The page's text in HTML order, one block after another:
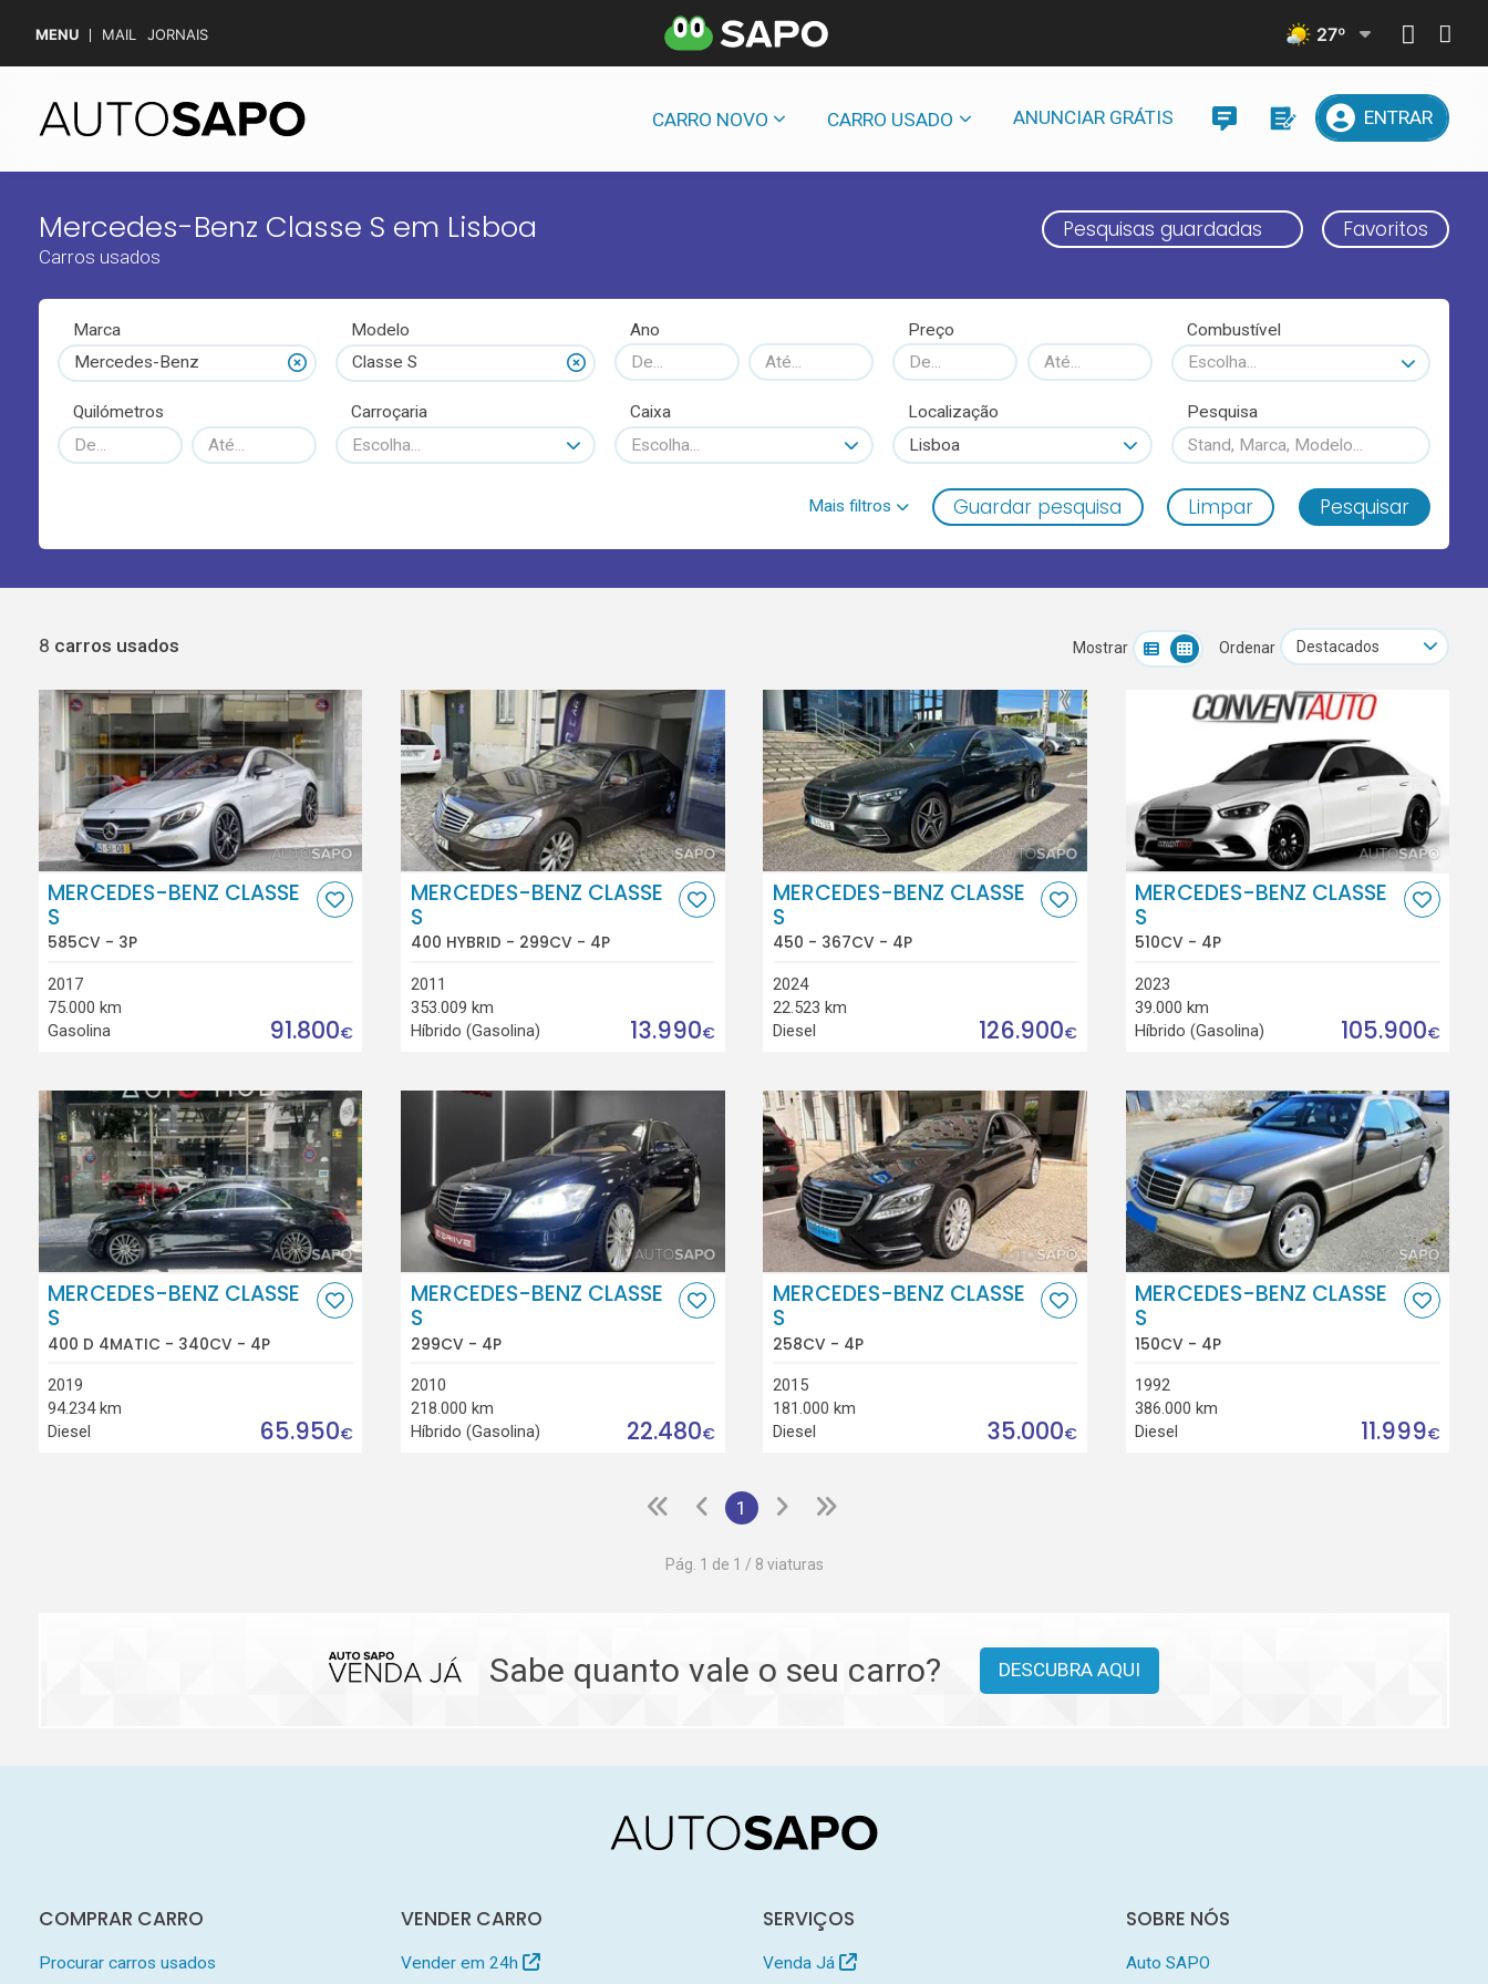
MENU MAIL JORNAIS 27º
CARRO NOVO CARRO USADO ANUNCIAR GRÁTIS ENTRAR
Mercedes-Benz Classe S em Lisboa
Carros usados
Pesquisas guardadas Favoritos
Marca
Mercedes-Benz
Modelo
Classe S
Ano Preço
Combustível
Escolha...
Quilómetros
Carroçaria
Escolha...
Caixa
Escolha...
Localização
Lisboa
Pesquisa
Guardar pesquisa Limpar Pesquisar
8 carros usados Mostrar Ordenar
MERCEDES-BENZ CLASSE
S
585CV - 3P
2017
75.000 km
Gasolina
91.800€
MERCEDES-BENZ CLASSE
S
400 HYBRID - 299CV - 4P
2011
353.009 km
Híbrido (Gasolina)
13.990€
MERCEDES-BENZ CLASSE
S
450 - 367CV - 4P
2024
22.523 km
Diesel
126.900€
MERCEDES-BENZ CLASSE
S
510CV - 4P
2023
39.000 km
Híbrido (Gasolina)
105.900€
MERCEDES-BENZ CLASSE
S
400 D 4MATIC - 340CV - 4P
2019
94.234 km
Diesel
65.950€
MERCEDES-BENZ CLASSE
S
299CV - 4P
2010
218.000 km
Híbrido (Gasolina)
22.480€
MERCEDES-BENZ CLASSE
S
258CV - 4P
2015
181.000 km
Diesel
35.000€
MERCEDES-BENZ CLASSE
S
150CV - 4P
1992
386.000 km
Diesel
11.999€
1
Pág. 1 de 1 / 8 viaturas
Sabe quanto vale o seu carro? DESCUBRA AQUI
COMPRAR CARRO
Procurar carros usados
VENDER CARRO
Vender em 24h
SERVIÇOS
Venda Já
SOBRE NÓS
Auto SAPO